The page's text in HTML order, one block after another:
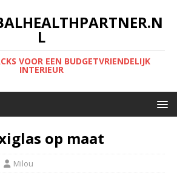
L
VOOR EEN BUDGETVRIENDELIJK
INTERIEUR
op maat
Milou